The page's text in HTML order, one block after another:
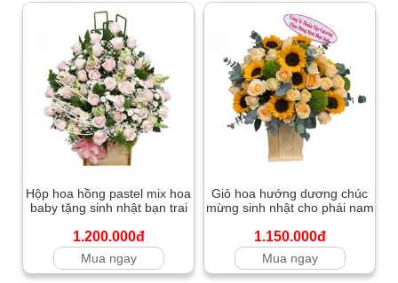
Hộp hoa hồng pastel mix hoa
baby tặng sinh nhật bạn trai
1.200.000đ
Mua ngay
Giỏ hoa hướng dương chúc
mừng sinh nhật cho phái nam
1.150.000đ
Mua ngay